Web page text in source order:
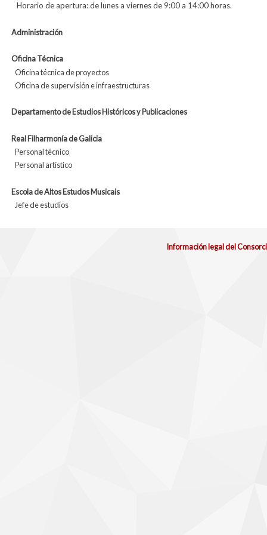
Horario de apertura: de lunes a viernes de 9:00 a 14:00 horas.
Administración
Oficina Técnica
Oficina técnica de proyectos
Oficina de supervisión e infraestructuras
Departamento de Estudios Históricos y Publicaciones
Real Filharmonía de Galicia
Personal técnico
Personal artístico
Escola de Altos Estudos Musicais
Jefe de estudios
Información legal del